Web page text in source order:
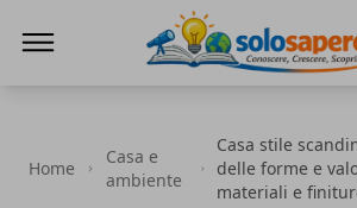
Home
Casa e
ambiente
Casa stile
delle forme e
materiali e